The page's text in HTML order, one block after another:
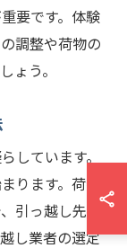
要です。体験
調整や荷物の
ょう。
しています。
ります。荷物
引っ越し先で
し業者の選定